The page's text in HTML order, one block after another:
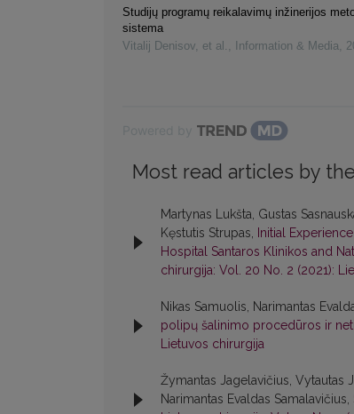
Studijų programų reikalavimų inžinerijos
sistema
Vitalij Denisov, et al. , Information & Media,
Most read articles by
Martynas Lukšta, Gustas
Kęstutis Strupas, Initial
Hospital Santaros Klinikos and
chirurgija: Vol. 20 No. 2 (2021):
Nikas Samuolis, Narimantas
polipų šalinimo procedūros ir
Lietuvos chirurgija
Žymantas Jagelavičius, Vytautas
Narimantas Evaldas Samalavičius,